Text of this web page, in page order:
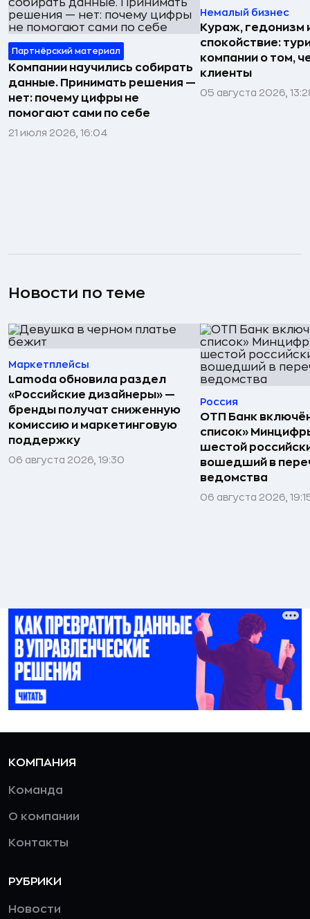
Партнёрский материал
Компании научились собирать
данные. Принимать решения —
нет: почему цифры не
помогают сами по себе
21 июля 2026, 16:04
Немалый бизнес
Кураж, гедонизм
спокойствие:
компании о том,
клиенты
05 августа 2026,
Новости по теме
Маркетплейсы
Lamoda обновила раздел
«Российские дизайнеры» —
бренды получат сниженную
комиссию и маркетинговую
поддержку
06 августа 2026, 19:30
Россия
ОТП Банк
список»
шестой
вошедший в
ведомства
06 августа 2026,
КОМПАНИЯ
Команда
О компании
Контакты
РУБРИКИ
Новости